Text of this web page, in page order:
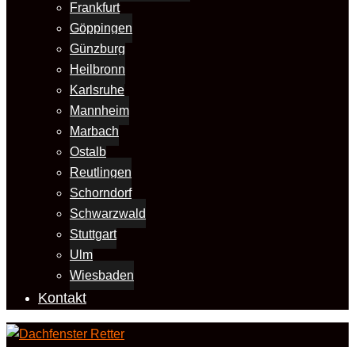
Frankfurt
Göppingen
Günzburg
Heilbronn
Karlsruhe
Mannheim
Marbach
Ostalb
Reutlingen
Schorndorf
Schwarzwald
Stuttgart
Ulm
Wiesbaden
Kontakt